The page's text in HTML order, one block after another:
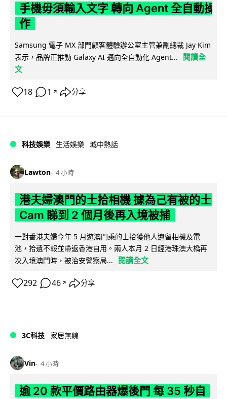
手機毋須輸入文字 轉向 Agent 全自動操
作
Samsung 電子 MX 部門顧客體驗辦公室主管兼副總裁 Jay Kim
表示，品牌正推動 Galaxy AI 邁向全自動化 Agent...
閱讀全
文
18 1 ↗ 分享
科技娛樂 生活娛樂 城中熱話
Lawton 4 小時
港夫婦澳門的士拾相機 據為己有被的士
Cam 睇到 2 個月後再入境被捕
一對香港夫婦今年 5 月遊澳門乘的士拾獲他人遺留相機及電
池，拾遺不報並帶返香港自用。兩人本月 2 日經港珠澳大橋再
次入境澳門時，被治安警察局...
閱讀全文
292 46 ↗ 分享
3C科技 家居無線
Vin 4 小時
逾 20 款平價路由器爆後門 每 35 秒自